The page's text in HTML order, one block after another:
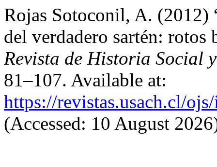
Rojas Sotoconil, A. (2012)
del verdadero sartén: rotos
Revista de Historia Social
81–107. Available at:
https://revistas.usach.cl/
(Accessed: 10 August